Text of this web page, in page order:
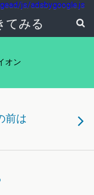
js/adsbygoogle.js
てみる
オン
前は